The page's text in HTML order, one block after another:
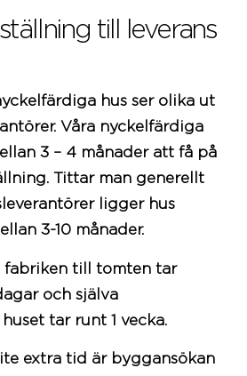
till leverans
hus ser olika ut
Våra nyckelfärdiga
3 – 4 månader att få på
Tittar man generellt
ligger hus
3-10 månader.
fabriken till tomten tar
och själva
tar runt 1 vecka.
extra tid är byggansökan